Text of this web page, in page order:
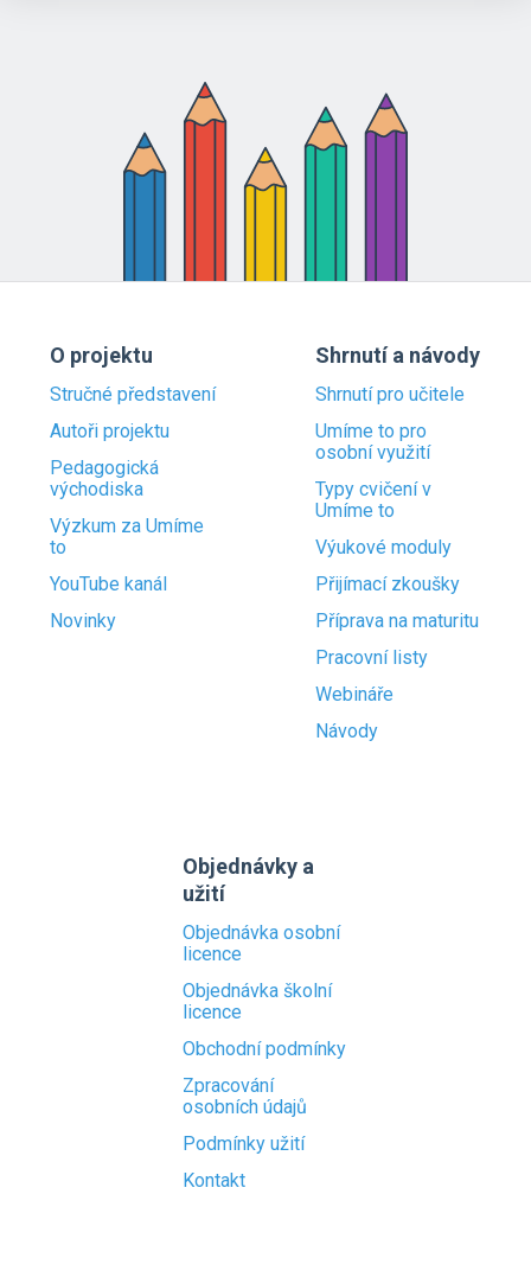
O projektu
Stručné představení
Autoři projektu
Pedagogická
východiska
Výzkum za Umíme
to
YouTube kanál
Novinky
Shrnutí a návody
Shrnutí pro učitele
Umíme to pro
osobní využití
Typy cvičení v
Umíme to
Výukové moduly
Přijímací zkoušky
Příprava na maturitu
Pracovní listy
Webináře
Návody
Objednávky a
užití
Objednávka osobní
licence
Objednávka školní
licence
Obchodní podmínky
Zpracování
osobních údajů
Podmínky užití
Kontakt